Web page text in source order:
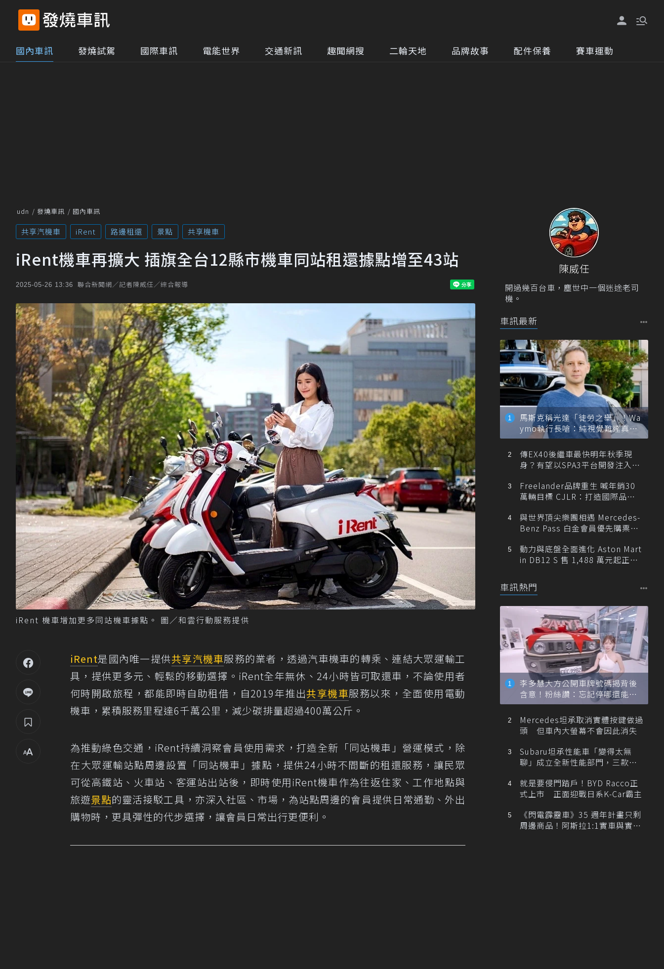
國內車訊 發燒試駕 國際車訊 電能世界 交通新訊 趣聞網搜 二輪天地 品牌故事 配件保養 賽車運動
udn 發燒車訊 國內車訊
共享汽機車 iRent 路邊租還 景點 共享機車
iRent機車再擴大 插旗全台12縣市機車同站租還據點增至43站
2025-05-26 13:36 聯合新聞網／記者陳威任／綜合報導
iRent 機車增加更多同站機車據點。 圖／和雲行動服務提供
iRent是國內唯一提供共享汽機車服務的業者，透過汽車機車的轉乘、連結大眾運輸工
具，提供更多元、輕鬆的移動選擇。iRent全年無休、24小時皆可取還車，不論使用者
何時開啟旅程，都能即時自助租借，自2019年推出共享機車服務以來，全面使用電動
機車，累積服務里程達6千萬公里，減少碳排量超過400萬公斤。
為推動綠色交通，iRent持續洞察會員使用需求，打造全新「同站機車」營運模式，除
在大眾運輸站點周邊設置「同站機車」據點，提供24小時不間斷的租還服務，讓民眾
可從高鐵站、火車站、客運站出站後，即時使用iRent機車作為往返住家、工作地點與
旅遊景點的靈活接駁工具，亦深入社區、市場，為站點周邊的會員提供日常通勤、外出
購物時，更具彈性的代步選擇，讓會員日常出行更便利。
陳威任
開過幾百台車，塵世中一個迷途老司
機。
車訊最新
馬斯克稱光達「徒勞之舉」！Wa
ymo執行長嗆：純視覺難達真正
自動駕駛
傳EX40後繼車最快明年秋季現
身？有望以SPA3平台開發注入80
Freelander品牌重生 喊年銷30
萬輛目標 CJLR：打造國際品牌
與世界頂尖樂團相遇 Mercedes-
Benz Pass 白金會員優先購票維
動力與底盤全面進化 Aston Mart
in DB12 S 售 1,488 萬元起正式
車訊熱門
李多慧大方公開車牌號碼揭背後
含意！粉絲讚：忘記停哪還能幫
忙找車
Mercedes坦承取消實體按鍵做過
頭 但車內大螢幕不會因此消失
Subaru坦承性能車「變得太無
聊」成立全新性能部門，三款手
就是要侵門踏戶！BYD Racco正
式上市 正面迎戰日系K-Car霸主
《閃電霹靂車》35 週年計畫只剩
周邊商品！阿斯拉1:1實車與實體